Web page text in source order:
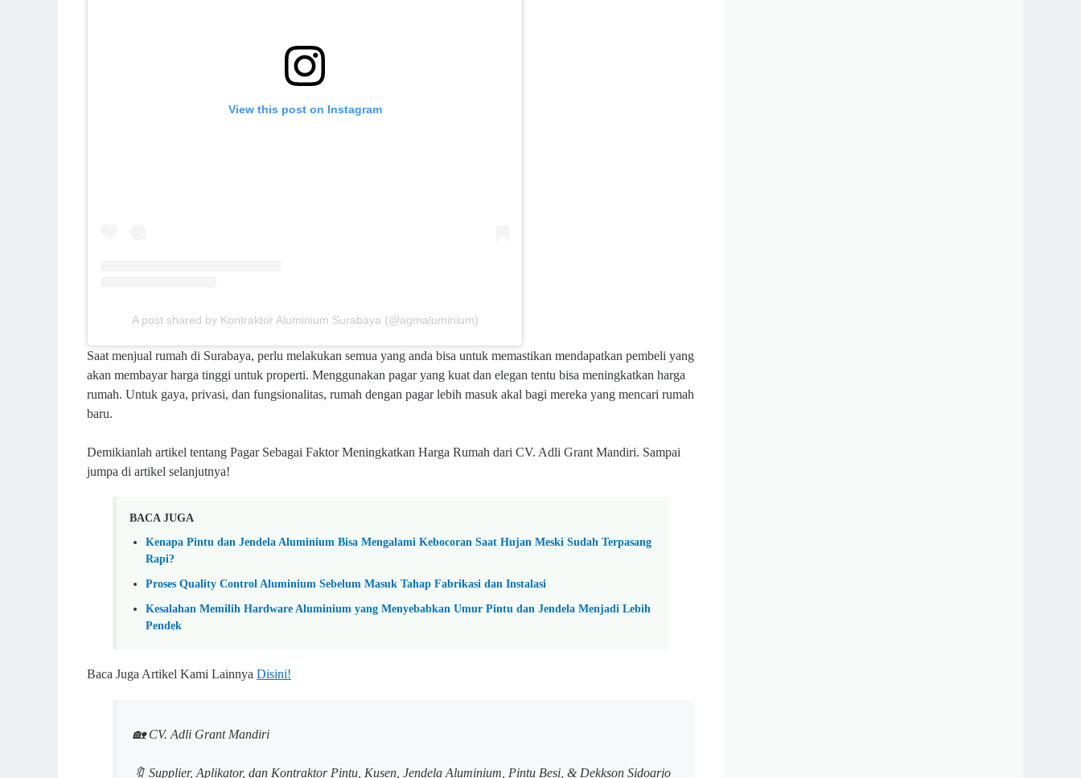
View this post on Instagram
A post shared by Kontraktor Aluminium Surabaya (@agmaluminium)
Saat menjual rumah di Surabaya, perlu melakukan semua yang anda bisa untuk memastikan mendapatkan pembeli yang
akan membayar harga tinggi untuk properti. Menggunakan pagar yang kuat dan elegan tentu bisa meningkatkan harga
rumah. Untuk gaya, privasi, dan fungsionalitas, rumah dengan pagar lebih masuk akal bagi mereka yang mencari rumah
baru.
Demikianlah artikel tentang Pagar Sebagai Faktor Meningkatkan Harga Rumah dari CV. Adli Grant Mandiri. Sampai
jumpa di artikel selanjutnya!
BACA JUGA
Kenapa Pintu dan Jendela Aluminium Bisa Mengalami Kebocoran Saat Hujan Meski Sudah Terpasang
Rapi?
Proses Quality Control Aluminium Sebelum Masuk Tahap Fabrikasi dan Instalasi
Kesalahan Memilih Hardware Aluminium yang Menyebabkan Umur Pintu dan Jendela Menjadi Lebih
Pendek
Baca Juga Artikel Kami Lainnya Disini!
🏡 CV. Adli Grant Mandiri
🔖 Supplier, Aplikator, dan Kontraktor Pintu, Kusen, Jendela Aluminium, Pintu Besi, & Dekkson Sidoarjo